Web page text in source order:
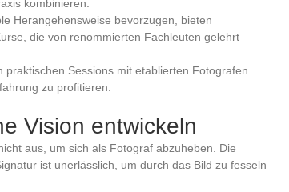
kombinieren.
Herangehensweise bevorzugen, bieten
die von renommierten Fachleuten gelehrt
praktischen Sessions mit etablierten Fotografen
zu profitieren.
Vision entwickeln
aus, um sich als Fotograf abzuheben. Die
ist unerlässlich, um durch das Bild zu fesseln